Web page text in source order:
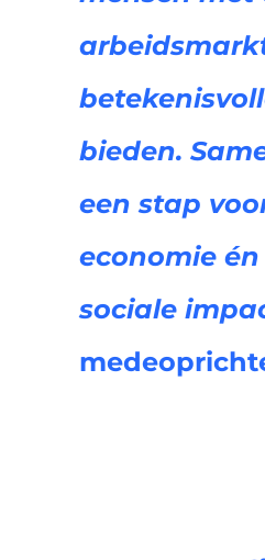
bieden.
een stap
economie
sociale